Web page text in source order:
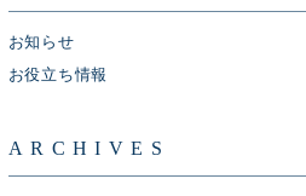
お知らせ
お役立ち情報
ARCHIVES